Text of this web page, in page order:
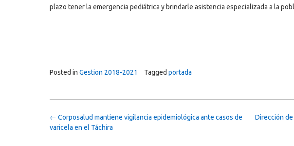
plazo tener la emergencia pediátrica y brindarle asistencia especializada a la
Posted in Gestion 2018-2021 Tagged portada
Post
navigation
Dirección
← Corposalud mantiene vigilancia epidemiológica ante casos de
varicela en el Táchira